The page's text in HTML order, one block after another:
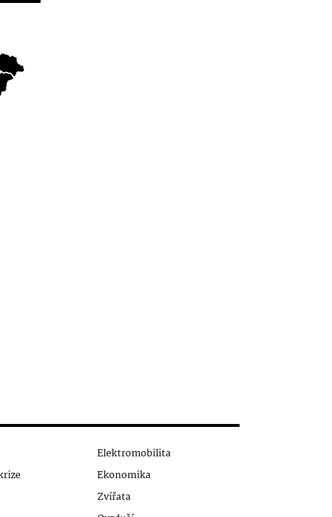
Elektromobilita
Ekonomika
Zvířata